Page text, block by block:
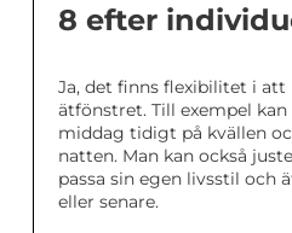
8 efter
Ja, det finns flexibilitet i
ätfönstret. Till exempel
middag tidigt på kvällen
natten. Man kan också
passa sin egen livsstil och
eller senare.